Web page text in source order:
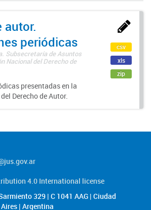
autor.
periódicas
Subsecretaría de Asuntos
Nacional del Derecho de
presentadas en la
Derecho de Autor.
csv
xls
zip
4.0 International license
329 | C 1041 AAG | Ciudad
| Argentina